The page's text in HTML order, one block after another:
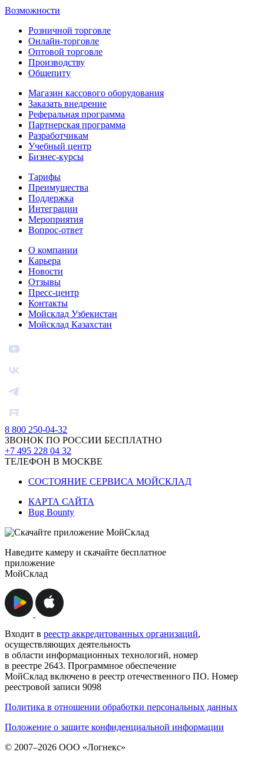
Возможности
Розничной торговле
Онлайн-торговле
Оптовой торговле
Производству
Общепиту
Магазин кассового оборудования
Заказать внедрение
Реферальная программа
Партнерская программа
Разработчикам
Учебный центр
Бизнес‑курсы
Тарифы
Преимущества
Поддержка
Интеграции
Мероприятия
Вопрос-ответ
О компании
Карьера
Новости
Отзывы
Пресс-центр
Контакты
Мойсклад Узбекистан
Мойсклад Казахстан
8 800 250-04-32
ЗВОНОК ПО РОССИИ БЕСПЛАТНО
+7 495 228 04 32
ТЕЛЕФОН В МОСКВЕ
СОСТОЯНИЕ СЕРВИСА МОЙСКЛАД
КАРТА САЙТА
Bug Bounty
Наведите камеру и скачайте бесплатное
приложение
МойСклад
Входит в реестр аккредитованных организаций,
осуществляющих деятельность
в области информационных технологий, номер
в реестре 2643. Программное обеспечение
МойСклад включено в реестр отечественного ПО. Номер
реестровой записи 9098
Политика в отношении обработки персональных данных
Положение о защите конфиденциальной информации
© 2007–2026 ООО «Логнекс»